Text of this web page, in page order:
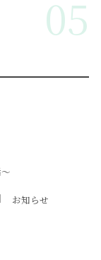
05
お知らせ